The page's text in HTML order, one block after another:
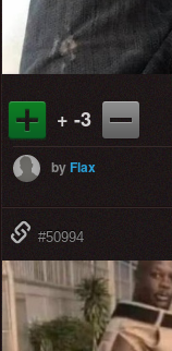
+ -3
byFlax
#50994